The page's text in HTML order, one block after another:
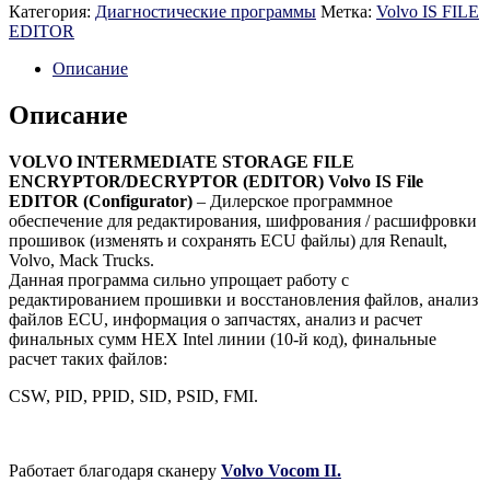
Категория: Диагностические программы Метка: Volvo IS FILE
EDITOR
Описание
Описание
VOLVO INTERMEDIATE STORAGE FILE
ENCRYPTOR/DECRYPTOR (EDITOR) Volvo IS File
EDITOR (Configurator) – Дилерское программное
обеспечение для редактирования, шифрования / расшифровки
прошивок (изменять и сохранять ECU файлы) для Renault,
Volvo, Mack Trucks.
Данная программа сильно упрощает работу с
редактированием прошивки и восстановления файлов, анализ
файлов ECU, информация о запчастях, анализ и расчет
финальных сумм HEX Intel линии (10-й код), финальные
расчет таких файлов:
CSW, PID, PPID, SID, PSID, FMI.
Работает благодаря сканеру Volvo Vocom II.